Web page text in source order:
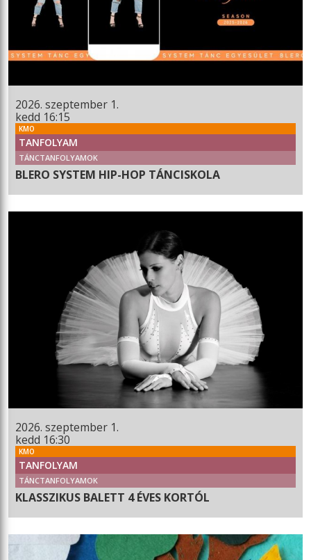
2026. szeptember 1.
kedd 16:15
KMO
TANFOLYAM
TÁNCTANFOLYAMOK
BLERO SYSTEM HIP-HOP TÁNCISKOLA
2026. szeptember 1.
kedd 16:30
KMO
TANFOLYAM
TÁNCTANFOLYAMOK
KLASSZIKUS BALETT 4 ÉVES KORTÓL